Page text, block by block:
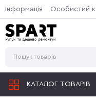
Інформація Особистий
КАТАЛОГ ТОВАРІВ